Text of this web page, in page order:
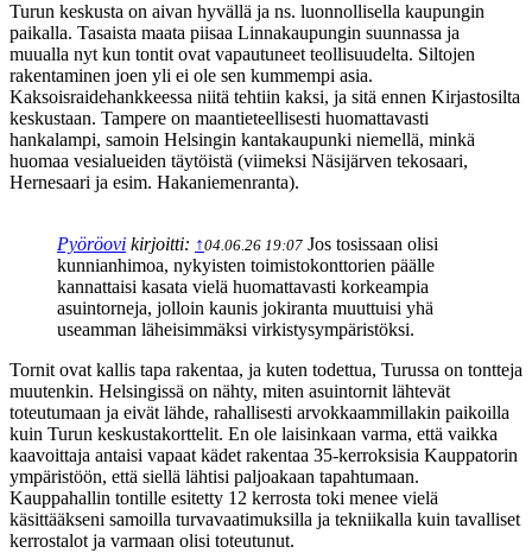
Turun keskusta on aivan hyvällä ja ns. luonnollisella kaupungin
paikalla. Tasaista maata piisaa Linnakaupungin suunnassa ja
muualla nyt kun tontit ovat vapautuneet teollisuudelta. Siltojen
rakentaminen joen yli ei ole sen kummempi asia.
Kaksoisraidehankkeessa niitä tehtiin kaksi, ja sitä ennen Kirjastosilta
keskustaan. Tampere on maantieteellisesti huomattavasti
hankalampi, samoin Helsingin kantakaupunki niemellä, minkä
huomaa vesialueiden täytöistä (viimeksi Näsijärven tekosaari,
Hernesaari ja esim. Hakaniemenranta).
Pyöröovi kirjoitti: ↑04.06.26 19:07 Jos tosissaan olisi
kunnianhimoa, nykyisten toimistokonttorien päälle
kannattaisi kasata vielä huomattavasti korkeampia
asuintorneja, jolloin kaunis jokiranta muuttuisi yhä
useamman läheisimmäksi virkistysympäristöksi.
Tornit ovat kallis tapa rakentaa, ja kuten todettua, Turussa on tontteja
muutenkin. Helsingissä on nähty, miten asuintornit lähtevät
toteutumaan ja eivät lähde, rahallisesti arvokkaammillakin paikoilla
kuin Turun keskustakorttelit. En ole laisinkaan varma, että vaikka
kaavoittaja antaisi vapaat kädet rakentaa 35-kerroksisia Kauppatorin
ympäristöön, että siellä lähtisi paljoakaan tapahtumaan.
Kauppahallin tontille esitetty 12 kerrosta toki menee vielä
käsittääkseni samoilla turvavaatimuksilla ja tekniikalla kuin tavalliset
kerrostalot ja varmaan olisi toteutunut.